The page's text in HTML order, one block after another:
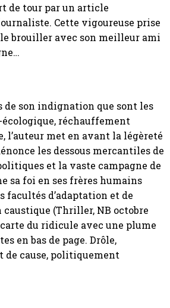
de tour par un article
Cette vigoureuse prise
le brouiller avec son meilleur ami
de son indignation que sont les
réchauffement
met en avant la légèreté
les dessous mercantiles de
et la vaste campagne de
sa foi en ses frères humains
facultés d’adaptation et de
(Thriller, NB octobre
du ridicule avec une plume
en bas de page. Drôle,
de cause, politiquement